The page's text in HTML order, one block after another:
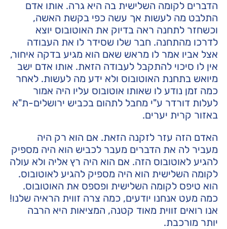
הדברים לקומה השלישית בה היא גרה. אותו אדם
התלבט מה לעשות אך עשה כפי בקשת האשה,
וכשחזר לתחנה ראה בדיוק את האוטובוס יוצא
לדרכו מהתחנה. חבר שלו שסידר לו את העבודה
אצל אביו אמר לו מראש שאם הוא מגיע בדקה איחור,
אין לו סיכוי להתקבל לעבודה הזאת. אותו אדם ישב
מיואש בתחנת האוטובוס ולא ידע מה לעשות. לאחר
כמה זמן נודע לו שאותו אוטובוס עליו היה אמור
לעלות דורדר ע"י מחבל לתהום בכביש ירושלים-ת"א
באזור קרית יערים.
האדם הזה עזר לזקנה הזאת. אם הוא רק היה
מעביר לה את הדברים מעבר לכביש הוא היה מספיק
להגיע לאוטובוס הזה. אם הוא היה רץ אליה ולא עולה
לקומה השלישית הוא היה מספיק להגיע לאוטובוס.
הוא טיפס לקומה השלישית ופספס את האוטובוס.
כמה מעט אנחנו יודעים, כמה צרה זווית הראיה שלנו!
אנו רואים זווית מאוד קטנה, המציאות היא הרבה
יותר מורכבת.